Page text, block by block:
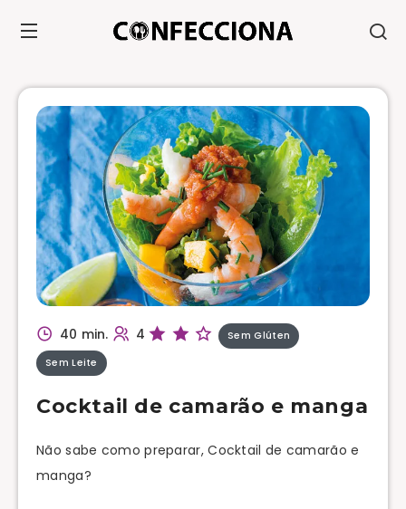
40 min. 4 Sem Glúten
Sem Leite
Cocktail de camarão e manga
Não sabe como preparar, Cocktail de camarão e
manga?